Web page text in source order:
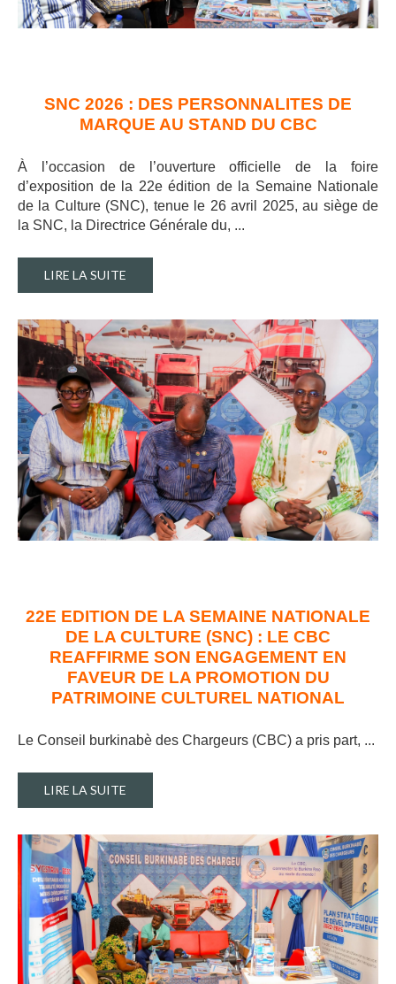
SNC 2026 : DES PERSONNALITES DE
MARQUE AU STAND DU CBC
À l’occasion de l’ouverture officielle de la foire
d’exposition de la 22e édition de la Semaine Nationale
de la Culture (SNC), tenue le 26 avril 2025, au siège de
la SNC, la Directrice Générale du, ...
LIRE LA SUITE
22E EDITION DE LA SEMAINE NATIONALE
DE LA CULTURE (SNC) : LE CBC
REAFFIRME SON ENGAGEMENT EN
FAVEUR DE LA PROMOTION DU
PATRIMOINE CULTUREL NATIONAL
Le Conseil burkinabè des Chargeurs (CBC) a pris part, ...
LIRE LA SUITE